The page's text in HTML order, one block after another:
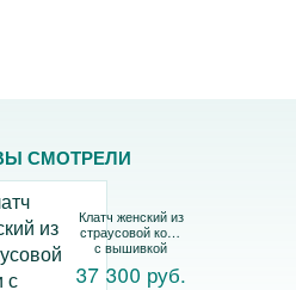
СМОТРЕЛИ
Клатч женский из
страусовой кожи
с вышивкой
37 300 руб.